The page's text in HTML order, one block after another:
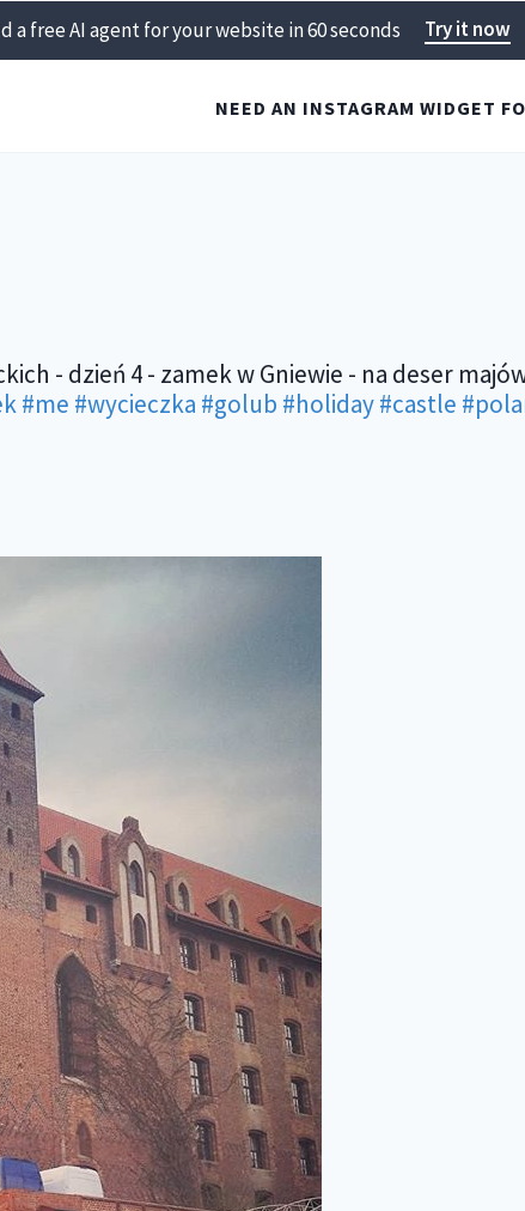
a free AI agent for your website in 60 seconds Try it now
NEED AN INSTAGRAM WIDGET
- dzień 4 - zamek w Gniewie - na deser
#me #wycieczka #golub #holiday#castle